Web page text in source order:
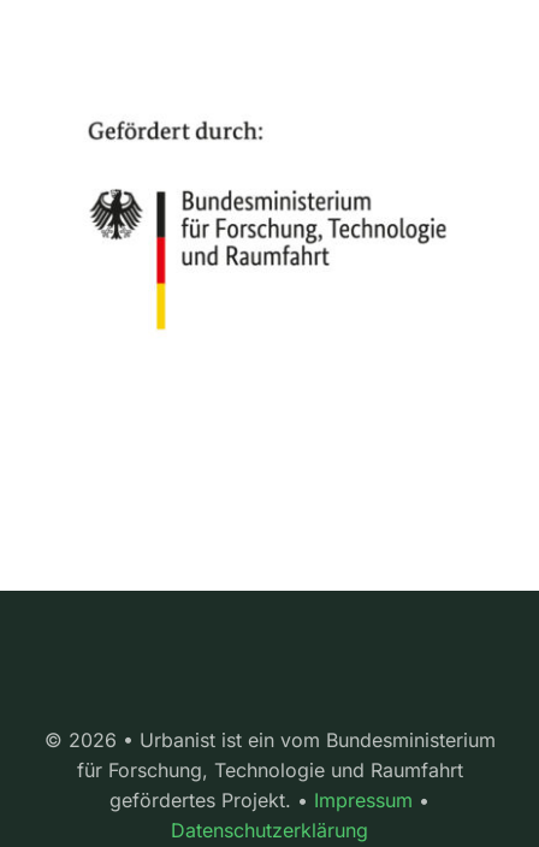
© 2026 • Urbanist ist ein vom Bundesministerium
für Forschung, Technologie und Raumfahrt
gefördertes Projekt. • Impressum •
Datenschutzerklärung